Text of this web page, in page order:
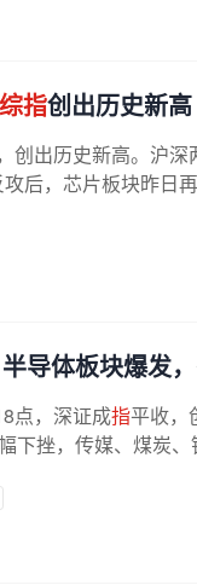
指创出历史新高
创出历史新高。沪
后，芯片板块昨日
导体板块爆发
点，深证成指平收，
下挫，传媒、煤炭